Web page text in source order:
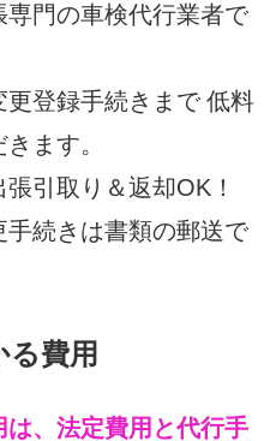
専門の車検代行業者で
登録手続きまで 低料
ます。
引取り＆返却OK！
手続きは書類の郵送で
費用
、法定費用と代行手